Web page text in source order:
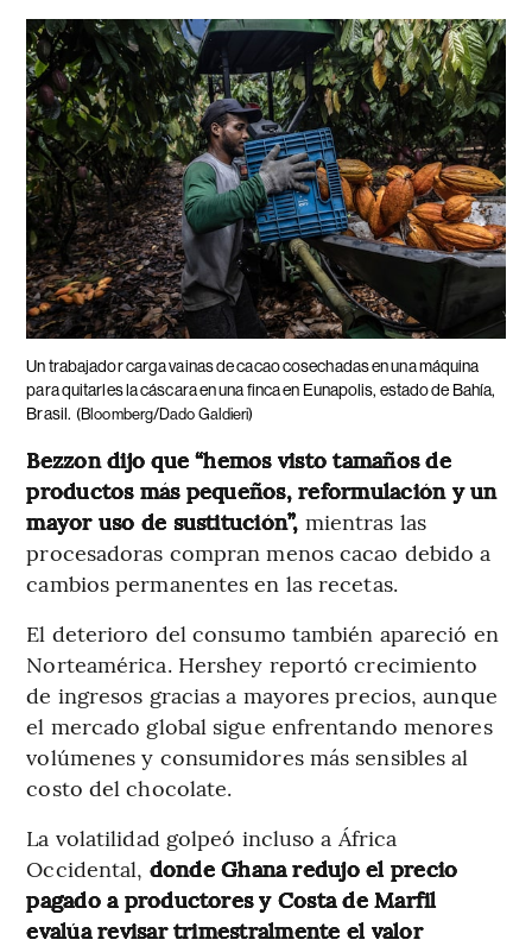
Un trabajador carga vainas de cacao cosechadas en una máquina
para quitarles la cáscara en una finca en Eunapolis, estado de Bahía,
Brasil. (Bloomberg/Dado Galdieri)
Bezzon dijo que “hemos visto tamaños de
productos más pequeños, reformulación y un
mayor uso de sustitución”, mientras las
procesadoras compran menos cacao debido a
cambios permanentes en las recetas.
El deterioro del consumo también apareció en
Norteamérica. Hershey reportó crecimiento
de ingresos gracias a mayores precios, aunque
el mercado global sigue enfrentando menores
volúmenes y consumidores más sensibles al
costo del chocolate.
La volatilidad golpeó incluso a África
Occidental, donde Ghana redujo el precio
pagado a productores y Costa de Marfil
evalúa revisar trimestralmente el valor